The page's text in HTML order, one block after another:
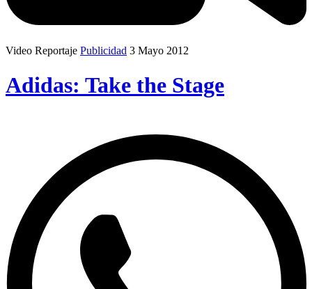
Video Reportaje Publicidad 3 Mayo 2012
Adidas: Take the Stage